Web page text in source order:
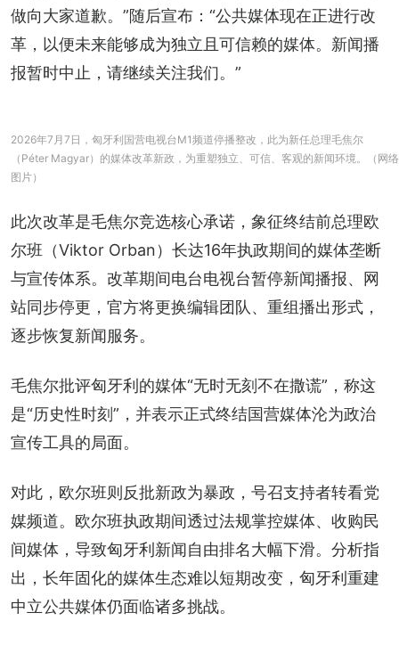
做向大家道歉。”随后宣布：“公共媒体现在正进行改
革，以便未来能够成为独立且可信赖的媒体。新闻播
报暂时中止，请继续关注我们。”
2026年7月7日，匈牙利国营电视台M1频道停播整改，此为新任总理毛焦尔
（Péter Magyar）的媒体改革新政，为重塑独立、可信、客观的新闻环境。（网络
图片）
此次改革是毛焦尔竞选核心承诺，象征终结前总理欧
尔班（Viktor Orban）长达16年执政期间的媒体垄断
与宣传体系。改革期间电台电视台暂停新闻播报、网
站同步停更，官方将更换编辑团队、重组播出形式，
逐步恢复新闻服务。
毛焦尔批评匈牙利的媒体“无时无刻不在撒谎”，称这
是“历史性时刻”，并表示正式终结国营媒体沦为政治
宣传工具的局面。
对此，欧尔班则反批新政为暴政，号召支持者转看党
媒频道。欧尔班执政期间透过法规掌控媒体、收购民
间媒体，导致匈牙利新闻自由排名大幅下滑。分析指
出，长年固化的媒体生态难以短期改变，匈牙利重建
中立公共媒体仍面临诸多挑战。